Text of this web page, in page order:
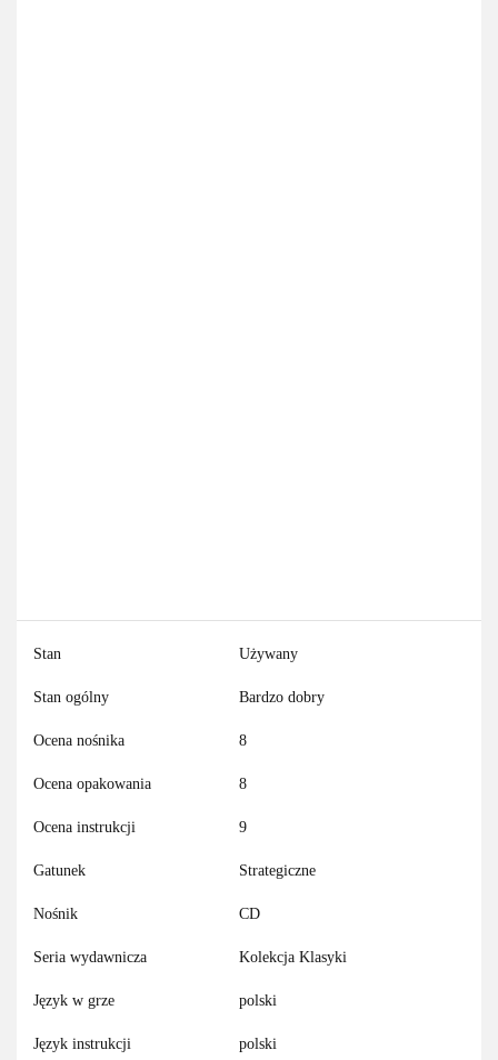
Stan Używany
Stan ogólny Bardzo dobry
Ocena nośnika 8
Ocena opakowania 8
Ocena instrukcji 9
Gatunek Strategiczne
Nośnik CD
Seria wydawnicza Kolekcja Klasyki
Język w grze polski
Język instrukcji polski